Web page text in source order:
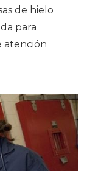
de hielo
para
atención